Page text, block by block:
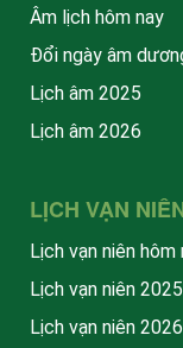
Âm lịch hôm nay
Đổi ngày âm
Lịch âm 2025
Lịch âm 2026
LỊCH VẠN
Lịch vạn niên hôm
Lịch vạn niên 2025
Lịch vạn niên 2026